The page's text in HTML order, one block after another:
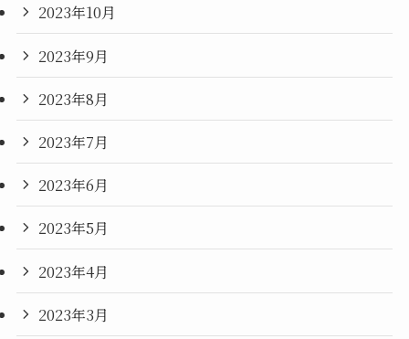
2023年10月
2023年9月
2023年8月
2023年7月
2023年6月
2023年5月
2023年4月
2023年3月